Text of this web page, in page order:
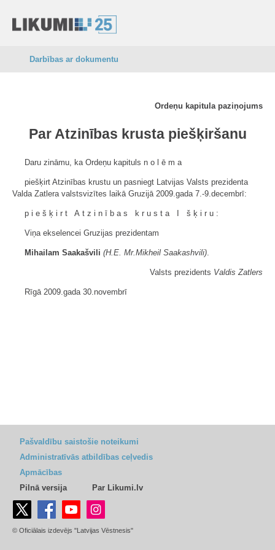
Darbības ar dokumentu
Ordeņu kapitula paziņojums
Par Atzinības krusta piešķiršanu
Daru zināmu, ka Ordeņu kapituls nolēma
piešķirt Atzinības krustu un pasniegt Latvijas Valsts prezidenta
Valda Zatlera valstsvizītes laikā Gruzijā 2009.gada 7.-9.decembrī:
piešķirt Atzinības krusta I šķiru:
Viņa ekselencei Gruzijas prezidentam
Mihailam Saakašvili (H.E. Mr.Mikheil Saakashvili).
Valsts prezidents Valdis Zatlers
Rīgā 2009.gada 30.novembrī
Pašvaldību saistošie noteikumi
Administratīvās atbildības ceļvedis
Apmācības
Pilnā versija
Par Likumi.lv
© Oficiālais izdevējs "Latvijas Vēstnesis"